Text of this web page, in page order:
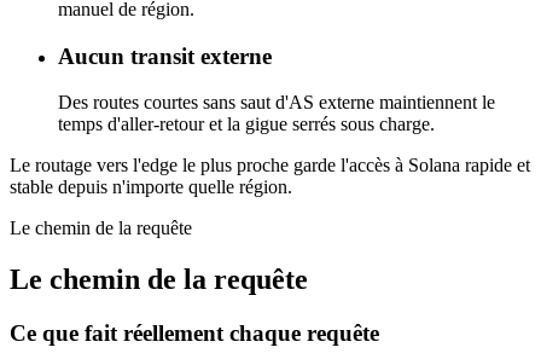
manuel de région.
Aucun transit externe
Des routes courtes sans saut d'AS externe maintiennent le
temps d'aller-retour et la gigue serrés sous charge.
Le routage vers l'edge le plus proche garde l'accès à Solana rapide et
stable depuis n'importe quelle région.
Le chemin de la requête
Le chemin de la requête
Ce que fait réellement chaque requête